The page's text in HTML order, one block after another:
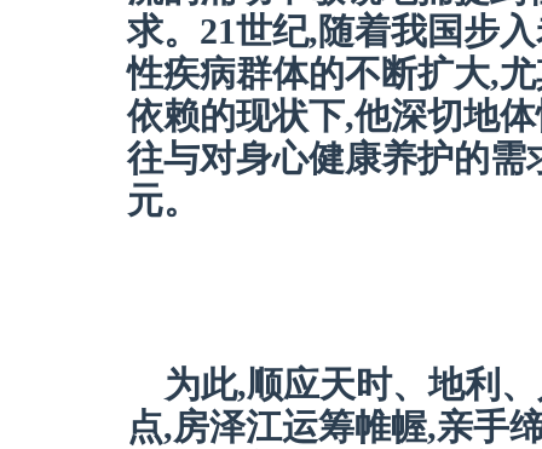
求。21世纪,随着我国步
性疾病群体的不断扩大,
依赖的现状下,他深切地
往与对身心健康养护的
元。
为此,顺应天时、地利
点,房泽江运筹帷幄,亲手